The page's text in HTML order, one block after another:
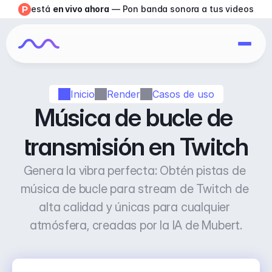
Inicio Render Casos de uso
Música de bucle de
transmisión en Twitch
Genera la vibra perfecta: Obtén pistas de
música de bucle para stream de Twitch de
alta calidad y únicas para cualquier
atmósfera, creadas por la IA de Mubert.
está en vivo ahora — Pon banda sonora a tus videos